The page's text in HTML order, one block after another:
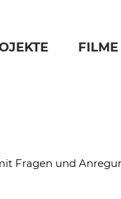
FILME
Fragen und